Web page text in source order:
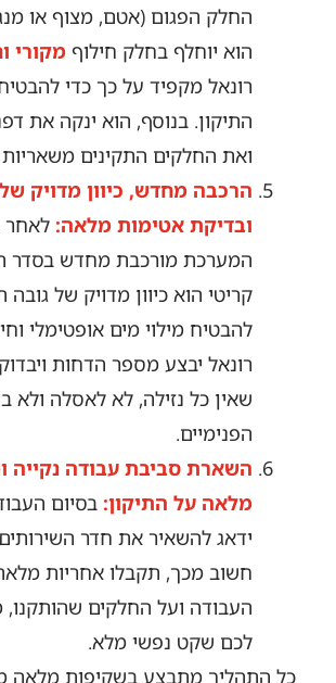
החלק הפגום (אטם, מצוף או
הוא יוחלף בחלק חילוף מקורי
רונאל מקפיד על כך כדי
התיקון. בנוסף, הוא ינקה את
ואת החלקים התקינים
הרכבה מחדש, כיוון מדויק
ובדיקת אטימות מלאה: לאחר
המערכת מורכבת מחדש בסדר
קריטי הוא כיוון מדויק של גובה
להבטיח מילוי מים אופטימלי
רונאל יבצע מספר הדחות
שאין כל נזילה, לא לאסלה ולא
הפנימיים.
השארת סביבת עבודה נקייה
מלאה על התיקון: בסיום
ידאג להשאיר את חדר
חשוב מכך, תקבלו אחריות
העבודה ועל החלקים
לכם שקט נפשי מלא.
כל התהליך מתבצע בשקיפות מלאה